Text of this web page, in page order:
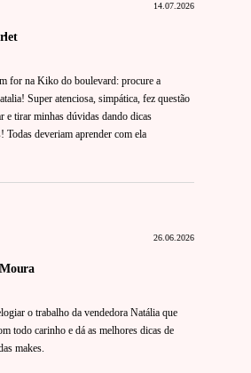
14.07.2026
for na Kiko do boulevard: procure a
Super atenciosa, simpática, fez questão
e tirar minhas dúvidas dando dicas
Todas deveriam aprender com ela
26.06.2026
o trabalho da vendedora Natália que
todo carinho e dá as melhores dicas de
makes.